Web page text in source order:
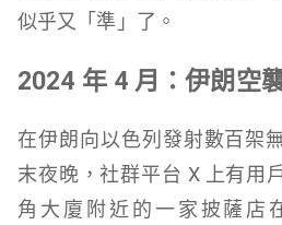
似乎又「準」了。
2024 年 4 月：伊朗空
在伊朗向以色列發射數百架
末夜晚，社群平台 X 上有用
角大廈附近的一家披薩店